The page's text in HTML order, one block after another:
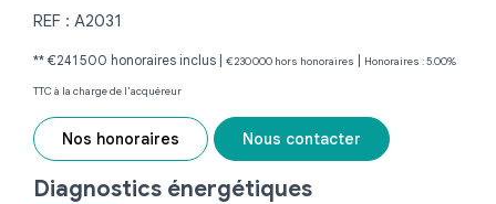
REF : A2031
** €241 500 honoraires inclus | €230 000 hors honoraires | Honoraires : 5.00%
TTC à la charge de l'acquéreur
Nos honoraires Nous contacter
Diagnostics énergétiques